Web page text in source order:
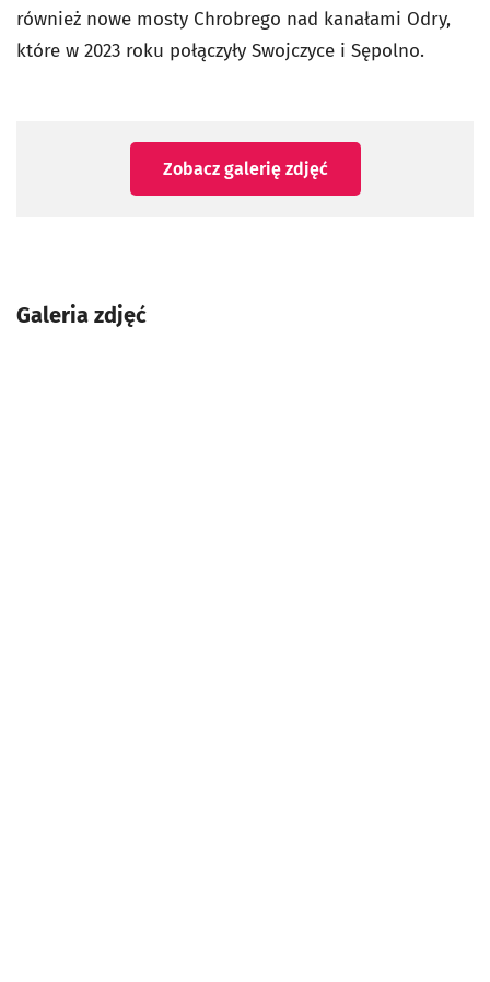
również nowe mosty Chrobrego nad kanałami Odry,
które w 2023 roku połączyły Swojczyce i Sępolno.
Zobacz galerię zdjęć
Galeria zdjęć